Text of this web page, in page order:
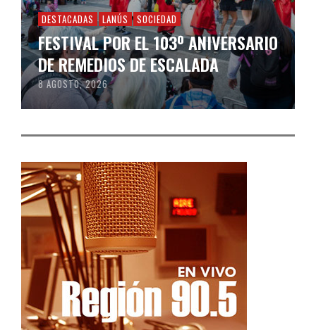
DESTACADAS LANÚS SOCIEDAD
FESTIVAL POR EL 103º ANIVERSARIO
DE REMEDIOS DE ESCALADA
8 AGOSTO, 2026